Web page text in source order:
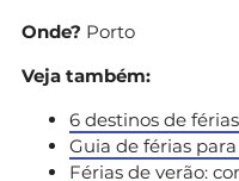
Onde? Porto
Veja também:
6 destinos de
Guia de férias
Férias de verão: